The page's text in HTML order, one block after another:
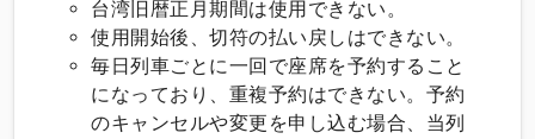
台湾旧暦正月期間は使用できない。
使用開始後、切符の払い戻しはできない。
毎日列車ごとに一回で座席を予約すること
になっており、重複予約はできない。予約
のキャンセルや変更を申し込む場合、当列